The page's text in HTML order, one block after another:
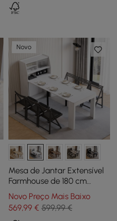
Novo
Mesa de Jantar Extensível
Farmhouse de 180 cm
Branca com Aparador, 4-5
Lugares
Novo Preço Mais Baixo
569,99€ 599,99 €